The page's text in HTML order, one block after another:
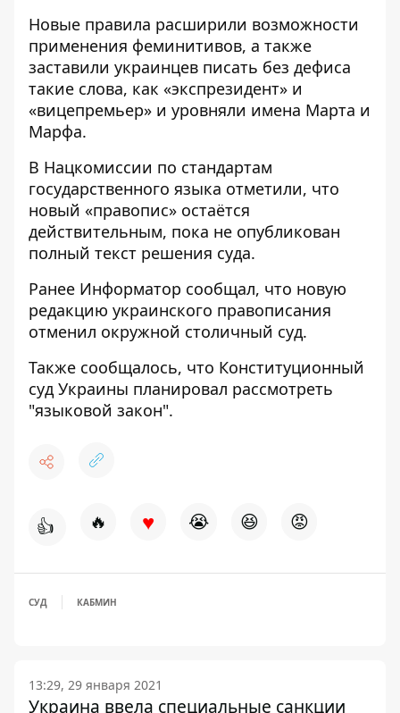
Новые правила расширили возможности
применения феминитивов, а также
заставили украинцев писать без дефиса
такие слова, как «экспрезидент» и
«вицепремьер» и уровняли имена Марта и
Марфа.
В Нацкомиссии по стандартам
государственного языка отметили, что
новый «правопис» остаётся
действительным, пока не опубликован
полный текст решения суда.
Ранее Информатор сообщал, что новую
редакцию украинского правописания
отменил окружной столичный суд.
Также сообщалось, что Конституционный
суд Украины планировал рассмотреть
"языковой закон".
👍 🔥 ♥ 😭 😆 😡
СУД КАБМИН
13:29, 29 января 2021
Украина ввела специальные санкции